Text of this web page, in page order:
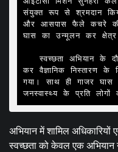
संयुक्त रूप से श्रमदान
और आसपास फैले कचरे की
घास का उन्मूलन कर क्षेत्र
   स्वच्छता अभियान के दौरान 38 कट्टे सूखा कचरा एकत्र
कर वैज्ञानिक निस्तारण के
गया। साथ ही गाजर घास
जनस्वास्थ्य के प्रति लोगों
अभियान में शामिल
स्वच्छता को केवल एक अभियान